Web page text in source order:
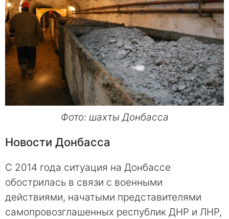
Фото: шахты Донбасса
Новости Донбасса
С 2014 года ситуация на Донбассе
обострилась в связи с военными
действиями, начатыми представителями
самопровозглашенных республик ДНР и ЛНР,